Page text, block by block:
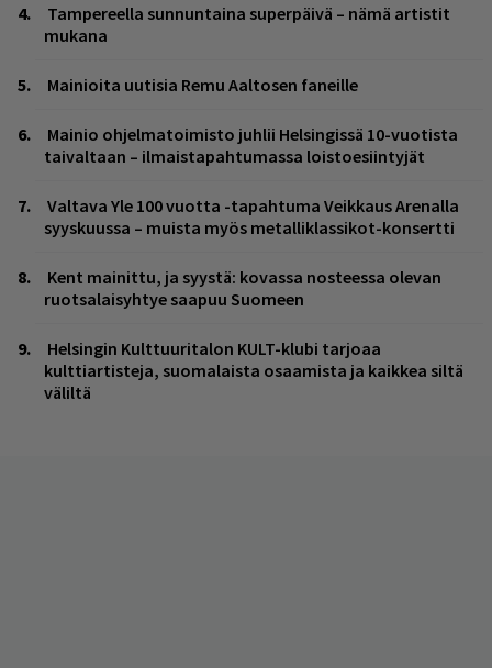
Tampereella sunnuntaina superpäivä – nämä artistit
mukana
Mainioita uutisia Remu Aaltosen faneille
Mainio ohjelmatoimisto juhlii Helsingissä 10-vuotista
taivaltaan – ilmaistapahtumassa loistoesiintyjät
Valtava Yle 100 vuotta -tapahtuma Veikkaus Arenalla
syyskuussa – muista myös metalliklassikot-konsertti
Kent mainittu, ja syystä: kovassa nosteessa olevan
ruotsalaisyhtye saapuu Suomeen
Helsingin Kulttuuritalon KULT-klubi tarjoaa
kulttiartisteja, suomalaista osaamista ja kaikkea siltä
väliltä